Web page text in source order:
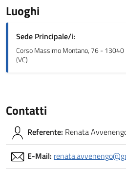
Luoghi
Sede Principale/i:
Corso Massimo Montano, 76 - 13040
(VC)
Contatti
Referente: Renata
E-Mail: